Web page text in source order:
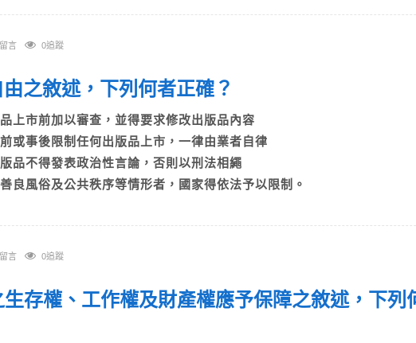
言 0追蹤
之敘述，下列何者正確？
上市前加以審查，並得要求修改出版品內容
或事後限制任何出版品上市，一律由業者自律
品不得發表政治性言論，否則以刑法相繩
良風俗及公共秩序等情形者，國家得依法予以限制。
言 0追蹤
生存權、工作權及財產權應予保障之敘述，下列